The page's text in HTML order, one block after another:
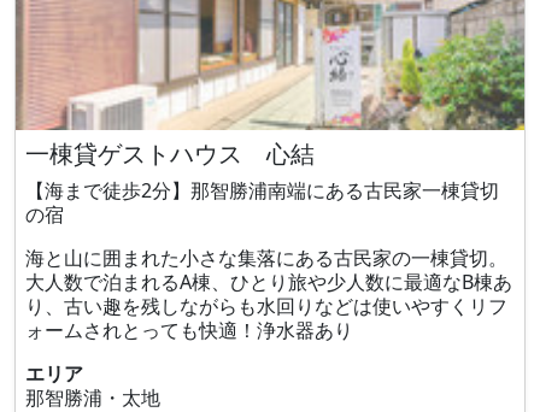
一棟貸ゲストハウス 心結
【海まで徒歩2分】那智勝浦南端にある古民家一棟貸切
の宿
海と山に囲まれた小さな集落にある古民家の一棟貸切。
大人数で泊まれるA棟、ひとり旅や少人数に最適なB棟あ
り、古い趣を残しながらも水回りなどは使いやすくリフ
ォームされとっても快適！浄水器あり
エリア
那智勝浦・太地